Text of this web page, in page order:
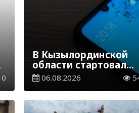
В Кызылординской
области стартовал
конкурс
семейных ценностях
Конституции
06.08.2026